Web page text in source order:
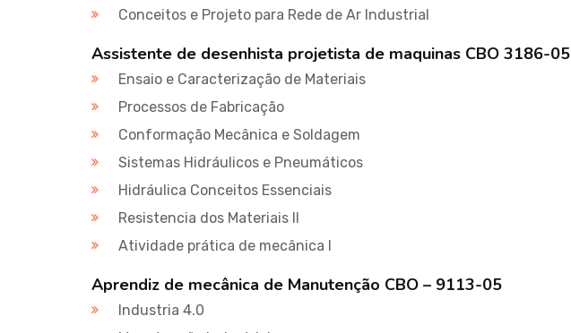
Conceitos e Projeto para Rede de Ar Industrial
Assistente de desenhista projetista de maquinas CBO 3186-05
Ensaio e Caracterização de Materiais
Processos de Fabricação
Conformação Mecânica e Soldagem
Sistemas Hidráulicos e Pneumáticos
Hidráulica Conceitos Essenciais
Resistencia dos Materiais II
Atividade prática de mecânica I
Aprendiz de mecânica de Manutenção CBO – 9113-05
Industria 4.0